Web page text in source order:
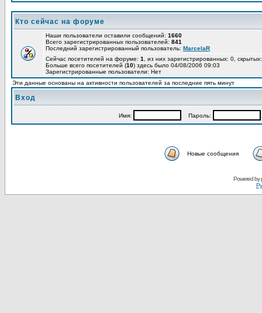
Кто сейчас на форуме
Наши пользователи оставили сообщений: 1660
Всего зарегистрированных пользователей: 841
Последний зарегистрированный пользователь: MarcelaR
Сейчас посетителей на форуме: 1
, из них зарегистрированных: 0,
Больше всего посетителей (10) здесь было 04/08/2006 09:03
Зарегистрированные пользователи: Нет
Эти данные основаны на активности пользователей за последние пять минут
Вход
Имя: Пароль:
Новые сообщения
Powered by